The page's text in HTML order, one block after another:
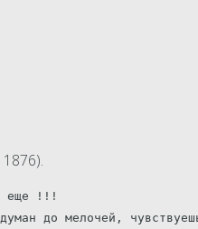
еще !!!
до мелочей,